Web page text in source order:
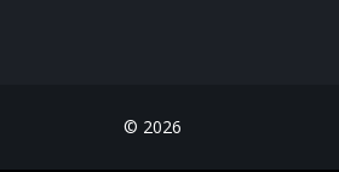
© 2026